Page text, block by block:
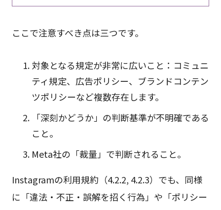
ここで注意すべき点は三つです。
対象となる規定が非常に広いこと：コミュニ
ティ規定、広告ポリシー、ブランドコンテン
ツポリシーなど複数存在します。
「深刻かどうか」の判断基準が不明確である
こと。
Meta社の「裁量」で判断されること。
Instagramの利用規約（4.2.2, 4.2.3）でも、同様
に「違法・不正・誤解を招く行為」や「ポリシー